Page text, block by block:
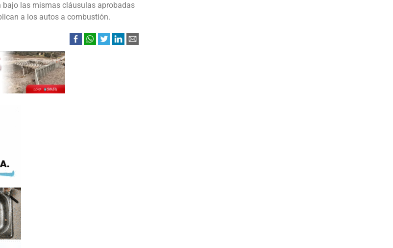
las mismas cláusulas aprobadas
a los autos a combustión.